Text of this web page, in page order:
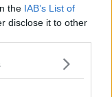
the IAB’s List of
disclose it to other